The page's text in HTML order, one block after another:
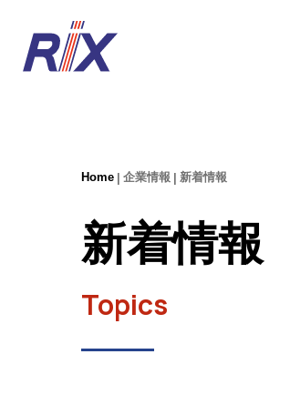
Home 企業情報 新着情報
新着情報
Topics